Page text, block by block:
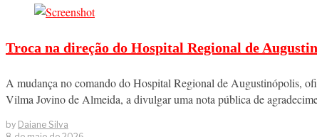
Troca na direção do Hospital Regional de
A mudança no comando do Hospital Regional de Augustinópolis,
Vilma Jovino de Almeida, a divulgar uma nota pública de
by Daiane Silva